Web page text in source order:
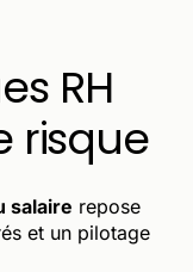
RH
risque
salaire repose
et un pilotage